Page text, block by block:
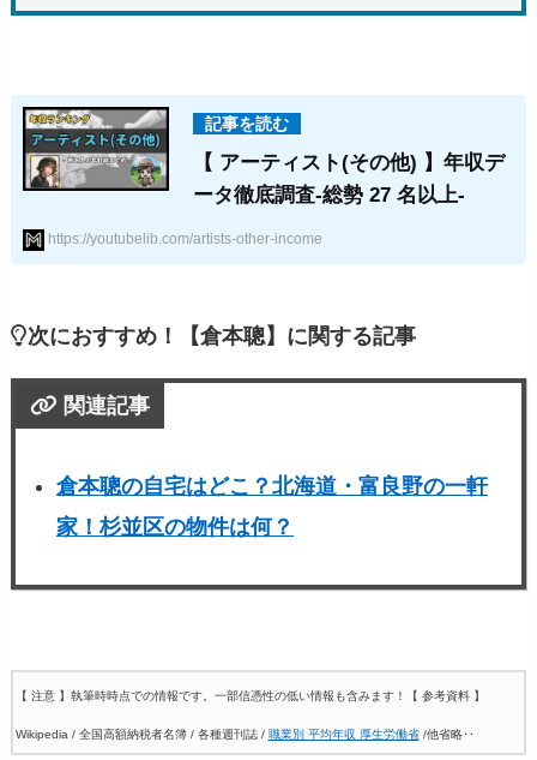
【 アーティスト(その他) 】年収デ
ータ徹底調査-総勢 27 名以上-
https://youtubelib.com/artists-other-income
次におすすめ！【倉本聰】に関する記事
関連記事
倉本聰の自宅はどこ？北海道・富良野の一軒
家！杉並区の物件は何？
【 注意 】執筆時時点での情報です。一部信憑性の低い情報も含みます！ 【 参考資料 】
Wikipedia / 全国高額納税者名簿 / 各種週刊誌 / 職業別 平均年収 厚生労働省/他省略‥